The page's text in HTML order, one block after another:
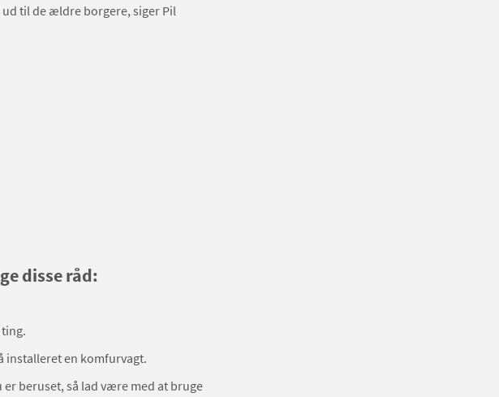
til de ældre borgere, siger Pil
disse råd:
installeret en komfurvagt.
beruset, så lad være med at bruge